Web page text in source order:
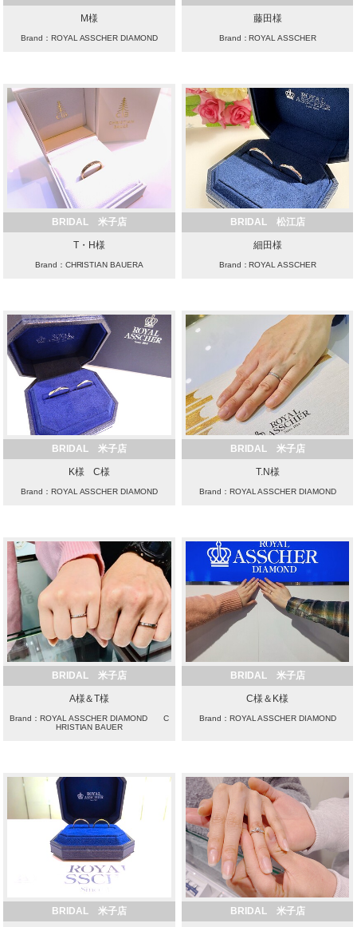
M様
Brand：ROYAL ASSCHER DIAMOND
藤田様
Brand：ROYAL ASSCHER
BRIDAL 米子店
T・H様
Brand：CHRISTIAN BAUERA
BRIDAL 松江店
細田様
Brand：ROYAL ASSCHER
BRIDAL 米子店
K様 C様
Brand：ROYAL ASSCHER DIAMOND
BRIDAL 米子店
T.N様
Brand：ROYAL ASSCHER DIAMOND
BRIDAL 米子店
A様＆T様
Brand：ROYAL ASSCHER DIAMOND C
HRISTIAN BAUER
BRIDAL 米子店
C様＆K様
Brand：ROYAL ASSCHER DIAMOND
BRIDAL 米子店 BRIDAL 米子店